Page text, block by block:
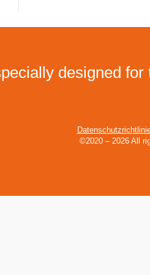
designed
©2020 – 2026 All